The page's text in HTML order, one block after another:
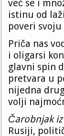
već se i
istinu od
poveri
Priča nas
i oligarsi
glavni spin
pretvara u
nijedna
volji
Čarobnjak
Rusiji,